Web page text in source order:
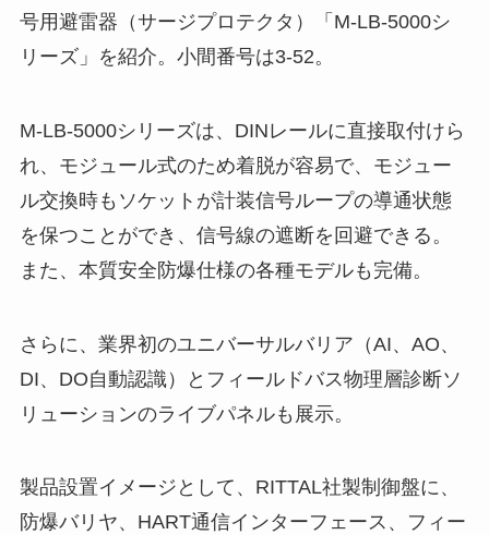
号用避雷器（サージプロテクタ）「M-LB-5000シ
リーズ」を紹介。小間番号は3-52。
M-LB-5000シリーズは、DINレールに直接取付けら
れ、モジュール式のため着脱が容易で、モジュー
ル交換時もソケットが計装信号ループの導通状態
を保つことができ、信号線の遮断を回避できる。
また、本質安全防爆仕様の各種モデルも完備。
さらに、業界初のユニバーサルバリア（AI、AO、
DI、DO自動認識）とフィールドバス物理層診断ソ
リューションのライブパネルも展示。
製品設置イメージとして、RITTAL社製制御盤に、
防爆バリヤ、HART通信インターフェース、フィー